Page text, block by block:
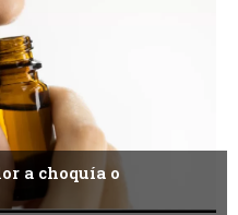
a choquía o